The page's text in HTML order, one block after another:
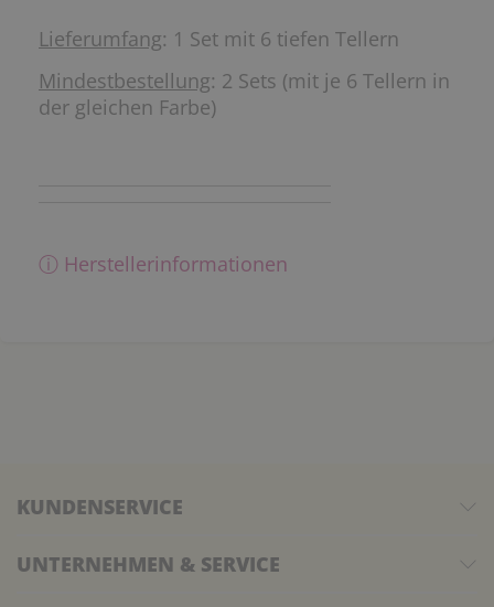
Lieferumfang: 1 Set mit 6 tiefen Tellern
Mindestbestellung: 2 Sets (mit je 6 Tellern in
der gleichen Farbe)
ⓘ Herstellerinformationen
KUNDENSERVICE
UNTERNEHMEN & SERVICE